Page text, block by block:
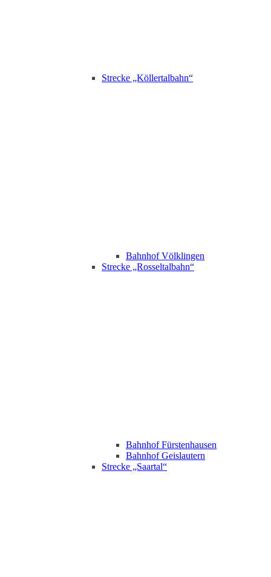
Strecke „Köllertalbahn“
Bahnhof Völklingen
Strecke „Rosseltalbahn“
Bahnhof Fürstenhausen
Bahnhof Geislautern
Strecke „Saartal“